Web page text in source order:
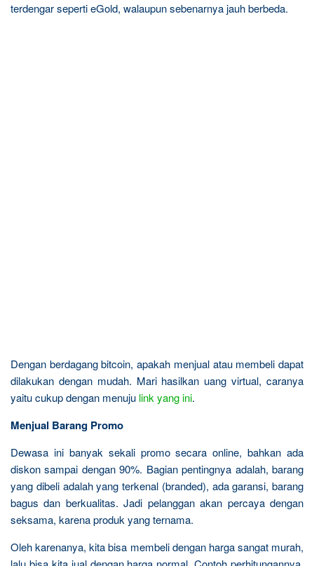
terdengar seperti eGold, walaupun sebenarnya jauh berbeda.
Dengan berdagang bitcoin, apakah menjual atau membeli dapat
dilakukan dengan mudah. Mari hasilkan uang virtual, caranya
yaitu cukup dengan menuju link yang ini.
Menjual Barang Promo
Dewasa ini banyak sekali promo secara online, bahkan ada
diskon sampai dengan 90%. Bagian pentingnya adalah, barang
yang dibeli adalah yang terkenal (branded), ada garansi, barang
bagus dan berkualitas. Jadi pelanggan akan percaya dengan
seksama, karena produk yang ternama.
Oleh karenanya, kita bisa membeli dengan harga sangat murah,